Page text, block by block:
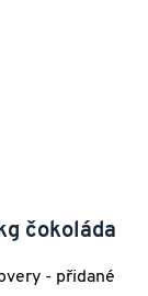
čokoláda
- přidané